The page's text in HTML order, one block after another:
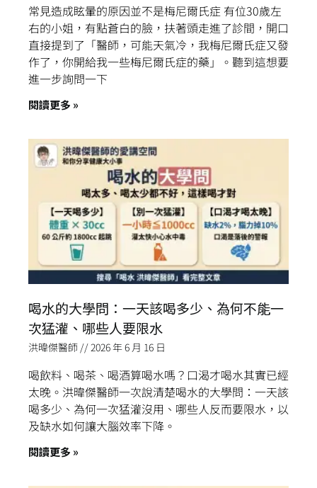
常見造成眩暈的原因並不是梅尼爾氏症 有位30歲左
右的小姐，有點蒼白的臉，扶著頭走進了診間，開口
直接提到了「醫師，可能天氣冷，我梅尼爾氏症又發
作了，你開給我一些梅尼爾氏症的藥」。聽到這想要
進一步詢問一下
閱讀更多 »
喝水的大學問：一天該喝多少、為何不能一
次猛灌、哪些人要限水
洪暐傑醫師 2026 年 6 月 16 日
喝飲料、喝茶、喝酒算喝水嗎？口渴才喝水其實已經
太晚。洪暐傑醫師一次說清楚喝水的大學問：一天該
喝多少、為何一次猛灌沒用、哪些人反而要限水，以
及缺水如何讓大腦效率下降。
閱讀更多 »